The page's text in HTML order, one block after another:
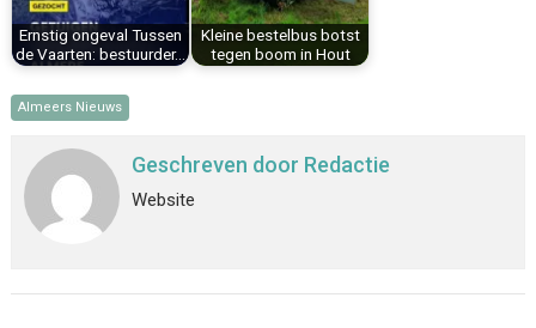
Ernstig ongeval Tussen
de Vaarten: bestuurder…
Kleine bestelbus botst
tegen boom in Hout
Almeers Nieuws
Geschreven door Redactie
Website